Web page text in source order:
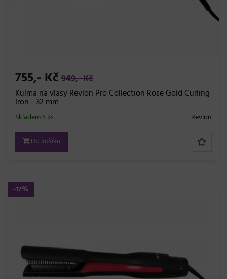
755,- Kč 949,- Kč
Kulma na vlasy Revlon Pro Collection Rose Gold Curling
Iron - 32 mm
Revlon
Skladem 5 ks
Do košíku
-17%